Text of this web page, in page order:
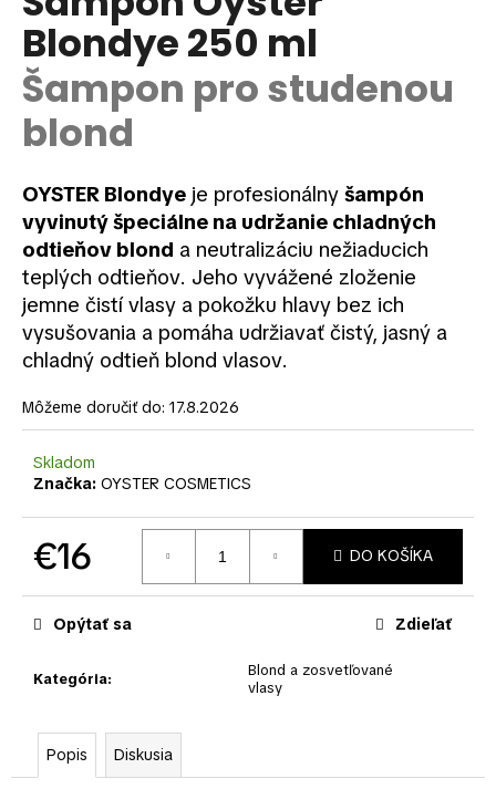
je
0,0
5
hviezdičiek.
Blondye 250 ml
Šampon pro studenou
blond
OYSTER Blondye je profesionálny šampón
vyvinutý špeciálne na udržanie chladných
odtieňov blond a neutralizáciu nežiaducich
teplých odtieňov. Jeho vyvážené zloženie
jemne čistí vlasy a pokožku hlavy bez ich
vysušovania a pomáha udržiavať čistý, jasný a
chladný odtieň blond vlasov.
Môžeme doručiť do: 17.8.2026
Skladom
Značka: OYSTER COSMETICS
€16 DO KOŠÍKA
Kategória:
Blond a zosvetľované
vlasy
Opýtať sa Zdieľať
Popis Diskusia
á
j
s
ť
?
HĽADAŤ
O
d
p
o
ú
č
a
m